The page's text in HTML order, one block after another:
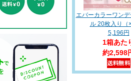
エバーカラーワン
ル 20枚入り（
5,196円
1箱あた
約2,598